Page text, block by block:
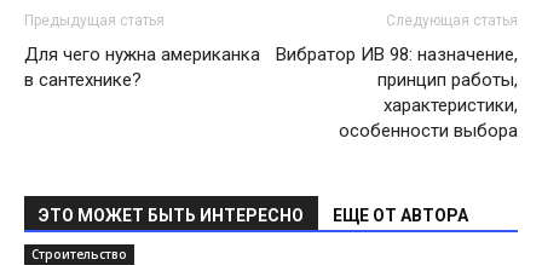
Предыдущая статья
Для чего нужна американка
в сантехнике?
Следующая статья
Вибратор ИВ 98: назначение,
принцип работы,
характеристики,
особенности выбора
ЭТО МОЖЕТ БЫТЬ ИНТЕРЕСНО ЕЩЕ ОТ АВТОРА
Строительство